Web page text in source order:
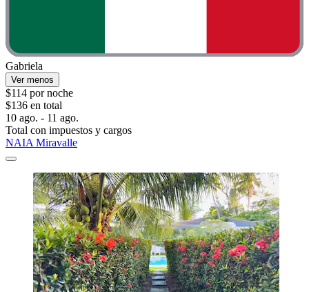
Gabriela
Ver menos
$114 por noche
$136 en total
10 ago. - 11 ago.
Total con impuestos y cargos
NAIA Miravalle